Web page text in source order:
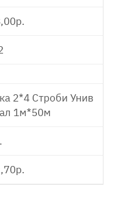
2*4 Строби Унив
1м*50м